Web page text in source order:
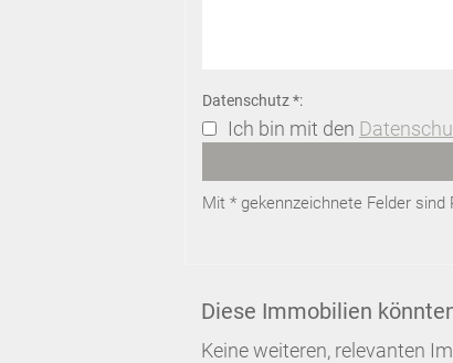
Datenschutz *:
Ich bin mit den
Mit * gekennzeichnete Felder sind
Diese Immobilien
Keine weiteren, relevanten